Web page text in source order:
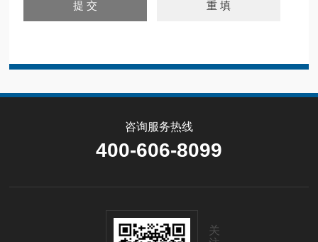
咨询服务热线
400-606-8099
关